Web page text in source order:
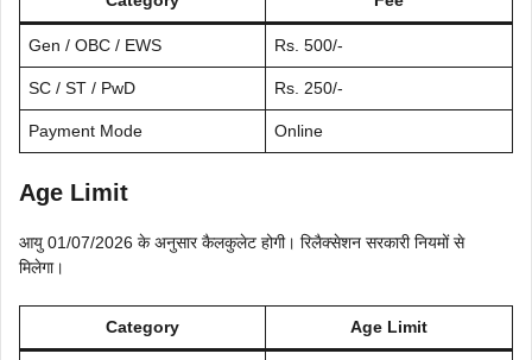
Gen / OBC / EWS Rs. 500/-
SC / ST / PwD Rs. 250/-
Payment Mode Online
Age Limit
आयु 01/07/2026 के अनुसार कैलकुलेट होगी। रिलैक्सेशन सरकारी नियमों से
मिलेगा।
Category Age Limit